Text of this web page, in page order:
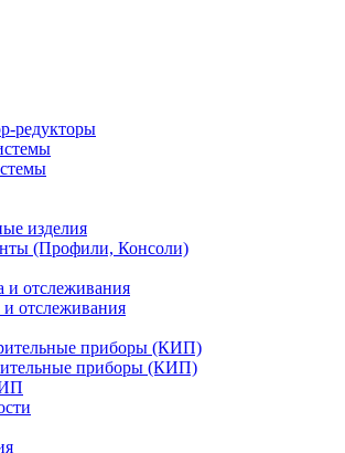
редукторы
изделия
(Профили, Консоли)
и отслеживания
и отслеживания
приборы (КИП)
приборы (КИП)